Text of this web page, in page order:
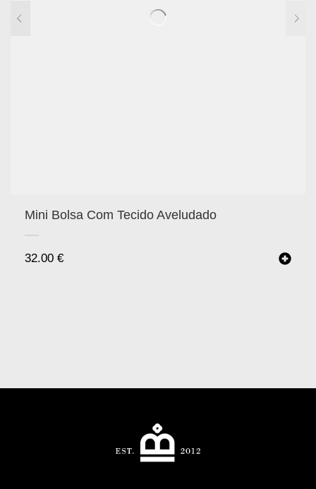
Mini Bolsa Com Tecido Aveludado
32.00 €